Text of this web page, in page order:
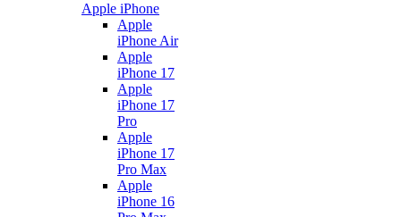
Apple iPhone
Apple
iPhone Air
Apple
iPhone 17
Apple
iPhone 17
Pro
Apple
iPhone 17
Pro Max
Apple
iPhone 16